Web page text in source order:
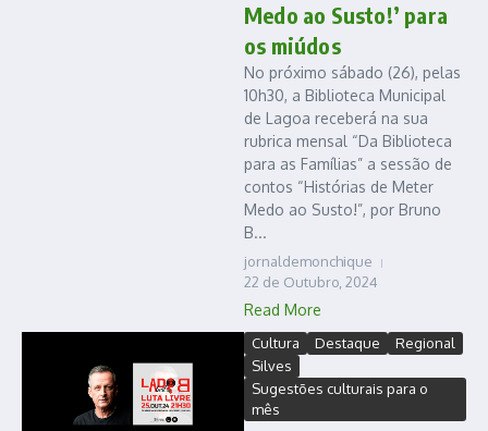
Medo ao Susto!’ para
os miúdos
No próximo sábado (26), pelas
10h30, a Biblioteca Municipal
de Lagoa receberá na sua
rubrica mensal “Da Biblioteca
para as Famílias” a sessão de
contos “Histórias de Meter
Medo ao Susto!”, por Bruno
B...
jornaldemonchique
22 de Outubro, 2024
Read More
Cultura Destaque
Regional
Silves
Sugestões culturais para o
mês